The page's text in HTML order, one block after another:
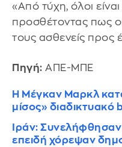
«Από τύχη, όλοι
προσθέτοντας πως
τους ασθενείς προς
Πηγή: ΑΠΕ-ΜΠΕ
Η Μέγκαν Μαρκλ
μίσος»
Ιράν:
επειδή χόρεψαν